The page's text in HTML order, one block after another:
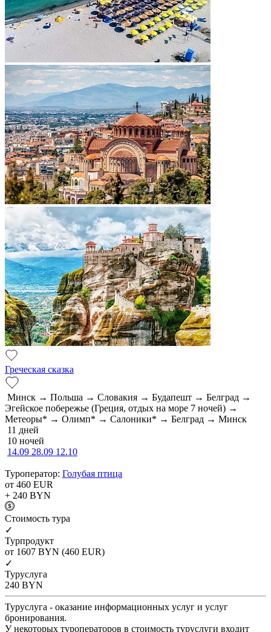
Греческая сказка
Минск → Польша → Словакия → Будапешт → Белград →
Эгейское побережье (Греция, отдых на море 7 ночей) →
Метеоры* → Олимп* → Салоники* → Белград → Минск
11 дней
10 ночей
14.09 28.09 12.10
Туроператор: Голубая птица
от 460 EUR
+ 240 BYN
Cтоимость тура
✓
Турпродукт
от 1607 BYN (460 EUR)
✓
Туруслуга
240 BYN
Туруслуга - оказание информационных услуг и услуг
бронирования.
У некоторых туроператоров в стоимость туруслуги входит